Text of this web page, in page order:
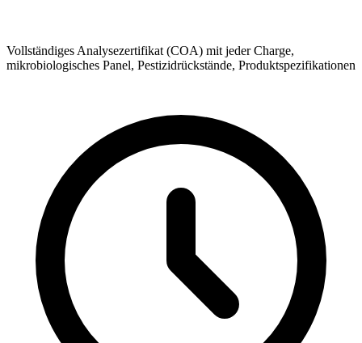
Vollständiges Analysezertifikat (COA) mit jeder Charge,
mikrobiologisches Panel, Pestizidrückstände, Produktspezifikationen